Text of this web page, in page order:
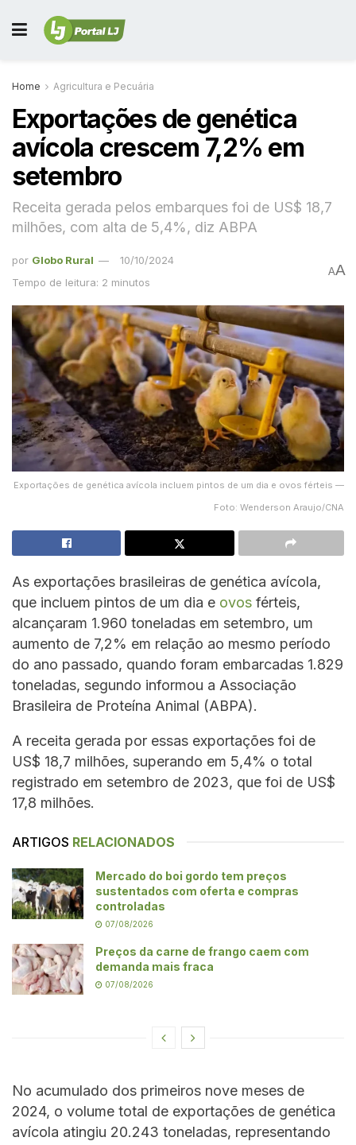
Home Agricultura e Pecuária
Exportações de genética
avícola crescem 7,2% em
setembro
Receita gerada pelos embarques foi de US$ 18,7
milhões, com alta de 5,4%, diz ABPA
por Globo Rural
10/10/2024
Tempo de leitura: 2 minutos
AA
Exportações de genética avícola incluem pintos de um dia e ovos férteis —
Foto: Wenderson Araujo/CNA
As exportações brasileiras de genética avícola,
que incluem pintos de um dia e ovos férteis,
alcançaram 1.960 toneladas em setembro, um
aumento de 7,2% em relação ao mesmo período
do ano passado, quando foram embarcadas 1.829
toneladas, segundo informou a Associação
Brasileira de Proteína Animal (ABPA).
A receita gerada por essas exportações foi de
US$ 18,7 milhões, superando em 5,4% o total
registrado em setembro de 2023, que foi de US$
17,8 milhões.
ARTIGOS RELACIONADOS
Mercado do boi gordo tem preços
sustentados com oferta e compras
controladas
07/08/2026
Preços da carne de frango caem com
demanda mais fraca
07/08/2026
No acumulado dos primeiros nove meses de
2024, o volume total de exportações de genética
avícola atingiu 20.243 toneladas, representando